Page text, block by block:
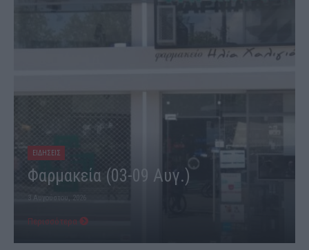
ΕΙΔΗΣΕΙΣ
Φαρμακεία (03-09 Αυγ.)
3 Αυγούστου, 2026
Περισσότερα